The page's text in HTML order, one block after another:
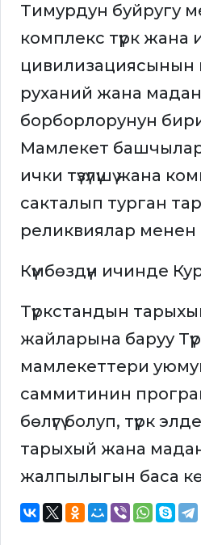
Тимурдун буйругу
комплекс түрк жана
цивилизациясынын
руханий жана
борборлорунун
Мамлекет
ички түзүлүшү жана
сакталып турган
реликвиялар
Күмбөздүн ичинде
Түркстандын
жайларына баруу
мамлекеттери
саммитинин
бөлүгү болуп, түрк
тарыхый жана
жалпылыгын баса